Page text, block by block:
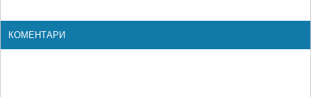
КОМЕНТАРИ